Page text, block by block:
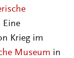
Eine
Krieg im
Museum in